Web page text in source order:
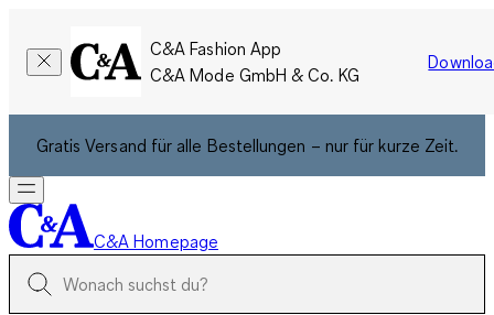
C&A Fashion App
C&A Mode GmbH & Co. KG
Gratis Versand für alle Bestellungen – nur für kurze Zeit.
C&A Homepage